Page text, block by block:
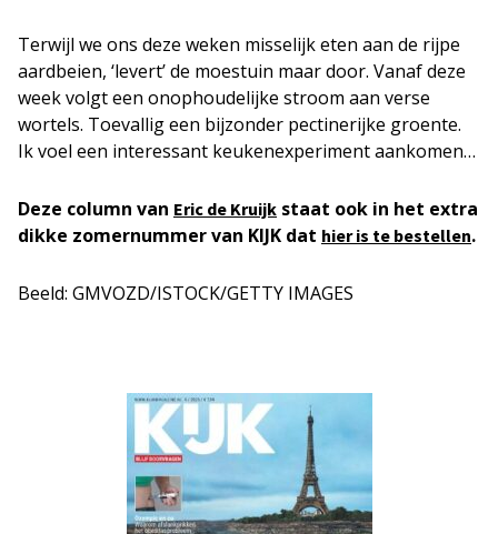
Terwijl we ons deze weken misselijk eten aan de rijpe
aardbeien, ‘levert’ de moestuin maar door. Vanaf deze
week volgt een onophoudelijke stroom aan verse
wortels. Toevallig een bijzonder pectinerijke groente.
Ik voel een interessant keukenexperiment aankomen…
Deze column van Eric de Kruijk staat ook in het extra
dikke zomernummer van KIJK dat hier is te bestellen.
Beeld: GMVOZD/ISTOCK/GETTY IMAGES